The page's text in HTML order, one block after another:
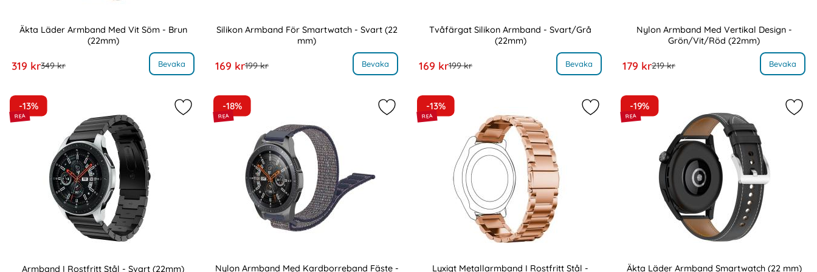
Äkta Läder Armband Med Vit Söm - Brun
(22mm)
rea pris
319 krtidigare pris
349 kr Bevaka
, Äkta Läder Armband Med Vit Söm - Brun (22mm)
Silikon Armband För Smartwatch - Svart (22
mm)
rea pris
169 krtidigare pris
199 kr Bevaka
, Silikon Armband För Smartwatch - Svart (22 mm)
Tvåfärgat Silikon Armband - Svart/Grå
(22mm)
rea pris
169 krtidigare pris
199 kr Bevaka
, Tvåfärgat Silikon Armband - Svart/Grå (22mm)
Nylon Armband Med Vertikal Design -
Grön/Vit/Röd (22mm)
rea pris
179 krtidigare pris
219 kr Bevaka
, Nylon Armband Med Vertikal Design
-13%
Armband I Rostfritt Stål - Svart (22mm)
Markera armband I Rostfritt Stål - Svart (22mm) som favorit
-18%
Nylon Armband Med Kardborreband Fäste -
Markera nylon Armband Med Kardborreband Fäste - Blå (22mm) som favorit
-13%
Lyxigt Metallarmband I Rostfritt Stål -
Markera lyxigt Metallarmband I Rostfritt Stål -
-19%
Äkta Läder Armband Smartwatch (22 mm)